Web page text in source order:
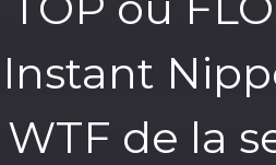
Instant
WTF de la